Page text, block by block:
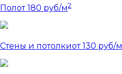
Полот 180 руб/м2
Стены и потолкиот 130 руб/м